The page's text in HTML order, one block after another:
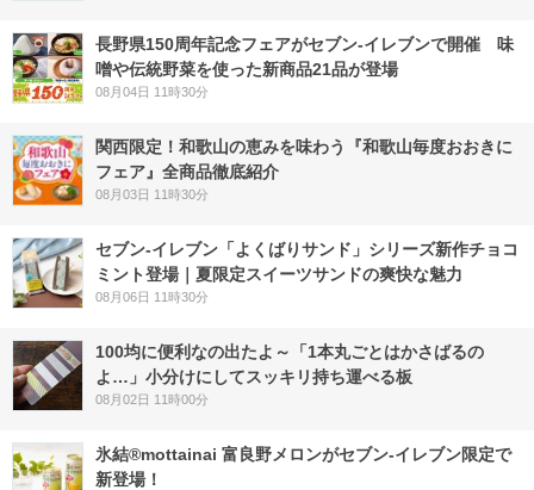
長野県150周年記念フェアがセブン-イレブンで開催 味
噌や伝統野菜を使った新商品21品が登場
08月04日 11時30分
関西限定！和歌山の恵みを味わう『和歌山毎度おおきに
フェア』全商品徹底紹介
08月03日 11時30分
セブン‐イレブン「よくばりサンド」シリーズ新作チョコ
ミント登場｜夏限定スイーツサンドの爽快な魅力
08月06日 11時30分
100均に便利なの出たよ～「1本丸ごとはかさばるの
よ…」小分けにしてスッキリ持ち運べる板
08月02日 11時00分
氷結®mottainai 富良野メロンがセブン‐イレブン限定で
新登場！